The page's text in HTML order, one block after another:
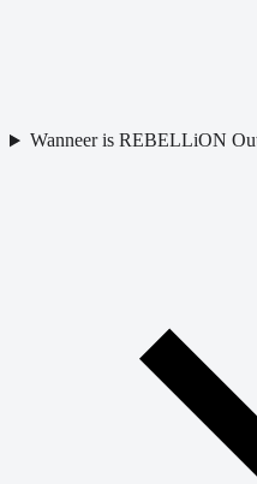
Wanneer is REBELLiON